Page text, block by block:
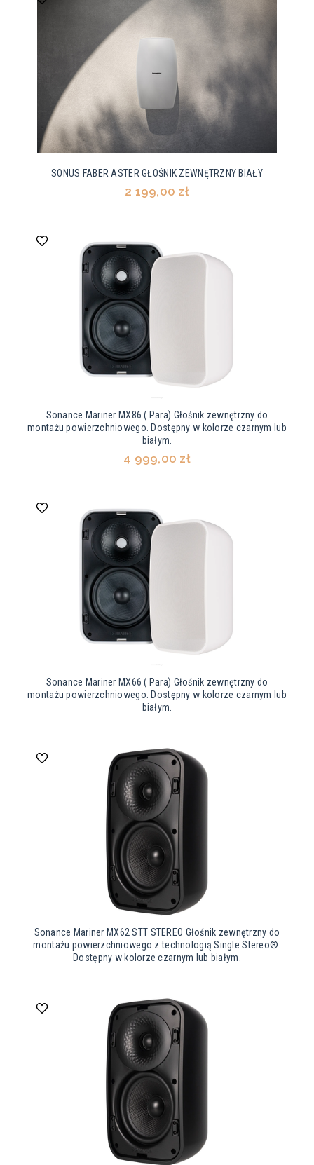
SONUS FABER ASTER GŁOŚNIK ZEWNĘTRZNY BIAŁY
2 199,00 zł
Sonance Mariner MX86 ( Para) Głośnik zewnętrzny do
montażu powierzchniowego. Dostępny w kolorze czarnym lub
białym.
4 999,00 zł
Sonance Mariner MX66 ( Para) Głośnik zewnętrzny do
montażu powierzchniowego. Dostępny w kolorze czarnym lub
białym.
Sonance Mariner MX62 STT STEREO Głośnik zewnętrzny do
montażu powierzchniowego z technologią Single Stereo®.
Dostępny w kolorze czarnym lub białym.